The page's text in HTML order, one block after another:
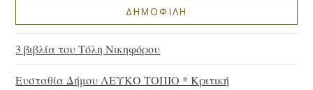
ΔΗΜΟΦΙΛΗ
3 βιβλία του Τόλη Νικηφόρου
Ευσταθία Δήμου ΛΕΥΚΟ ΤΟΠΙΟ * Κριτική